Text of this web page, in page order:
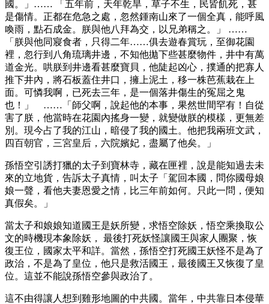
國。」…… 「五年前，天年乾旱，草子不生，民皆飢死，甚
是傷情。正都在危急之處，忽然鍾南山來了一個全真，能呼風
喚雨，點石成金。朕與他八拜為交，以兄弟稱之。」 ……
「朕與他同寢食者，只得二年……俱去遊春賞玩，至御花園
裡，忽行到八角琉璃井邊，不知他拋下些甚麼物件，井中有萬
道金光。哄朕到井邊看甚麼寶貝，他陡起凶心，撲通的把寡人
推下井內，將石板蓋住井口，擁上泥土，移一株芭蕉栽在上
面。可憐我啊，已死去三年，是一個落井傷生的冤屈之鬼
也！」 ……「師父啊，說起他的本事，果然世間罕有！自從
害了朕，他當時在花園內搖身一變，就變做朕的模樣，更無差
別。現今占了我的江山，暗侵了我的國土。他把我兩班文武，
四百朝官，三宮皇后，六院嬪妃，盡屬了他矣。」
孫悟空引誘打獵的太子到寶林寺，藏在匣裡，說是能知過去未
來的立地貨，告訴太子真情，叫太子「駕回本國，問你國母娘
娘一聲，看他夫妻恩愛之情，比三年前如何。只此一問，便知
真假矣。」
當太子和娘娘知道國王是妖所變，求悟空除妖，悟空乘換取公
文的時機現本象除妖， 最後打死妖怪讓國王與家人團聚，恢
復王位，國家太平和詳。當然，孫悟空打死國王妖怪不是為了
政治，不是為了皇位，他只是救活國王，最後國王又恢復了皇
位。這並不能說孫悟空參與政治了。
這不由得讓人想到雞形地圖的中共國。當年，中共靠日本侵華